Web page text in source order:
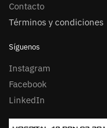
Contacto
Términos y condiciones
Síguenos
Instagram
Facebook
LinkedIn